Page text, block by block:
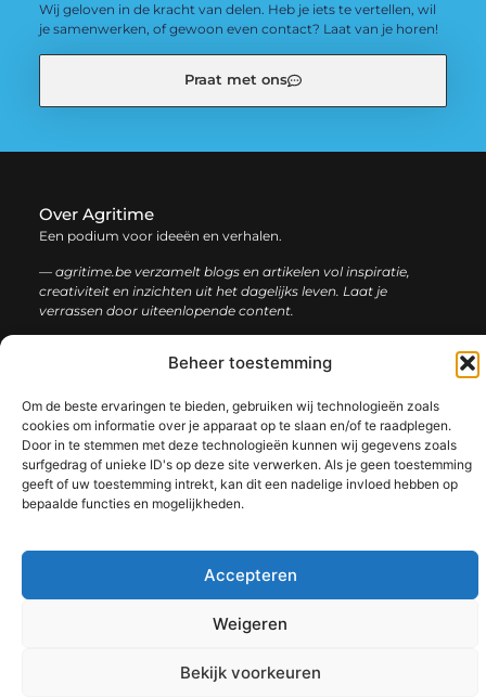
Beheer toestemming
Om de beste ervaringen te bieden, gebruiken wij technologieën zoals
cookies om informatie over je apparaat op te slaan en/of te raadplegen.
Door in te stemmen met deze technologieën kunnen wij gegevens zoals
surfgedrag of unieke ID's op deze site verwerken. Als je geen toestemming
geeft of uw toestemming intrekt, kan dit een nadelige invloed hebben op
bepaalde functies en mogelijkheden.
Accepteren
Weigeren
Bekijk voorkeuren
Wij geloven in de kracht van delen. Heb je iets te vertellen, wil
je samenwerken, of gewoon even contact? Laat van je horen!
Praat met ons
Over Agritime
Een podium voor ideeën en verhalen.
— agritime.be verzamelt blogs en artikelen vol inspiratie,
creativiteit en inzichten uit het dagelijks leven. Laat je
verrassen door uiteenlopende content.
Bericht categorie